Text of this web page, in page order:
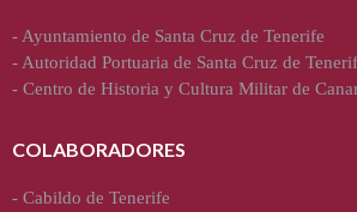
- Ayuntamiento de Santa Cruz de Tenerife
- Autoridad Portuaria de Santa Cruz de
- Centro de Historia y Cultura Militar de
COLABORADORES
- Cabildo de Tenerife